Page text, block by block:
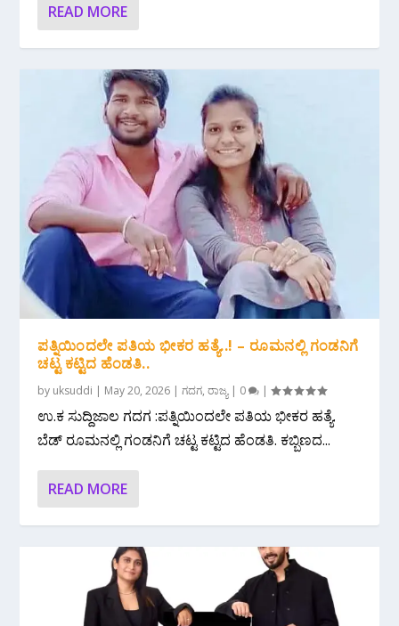
READ MORE
ಪತ್ನಿಯಿಂದಲೇ ಪತಿಯ ಭೀಕರ ಹತ್ಯೆ..! – ರೂಮನಲ್ಲಿ ಗಂಡನಿಗೆ
ಚಟ್ಟ ಕಟ್ಟಿದ ಹೆಂಡತಿ..
by uksuddi | May 20, 2026 |ಗದಗ,ರಾಜ್ಯ| 0 |
ಉ.ಕ ಸುದ್ದಿಜಾಲ ಗದಗ :ಪತ್ನಿಯಿಂದಲೇ ಪತಿಯ ಭೀಕರ ಹತ್ಯೆ.
ಬೆಡ್ ರೂಮನಲ್ಲಿ ಗಂಡನಿಗೆ ಚಟ್ಟ ಕಟ್ಟಿದ ಹೆಂಡತಿ. ಕಬ್ಬಿಣದ...
READ MORE